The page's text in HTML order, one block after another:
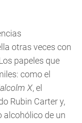
otras veces con
papeles que
como el
X, el
Rubin Carter y,
alcohólico de un